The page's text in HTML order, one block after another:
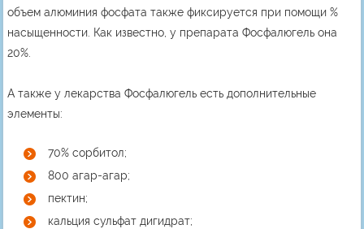
объем алюминия фосфата также фиксируется при помощи %
насыщенности. Как известно, у препарата Фосфалюгель она
20%.
А также у лекарства Фосфалюгель есть дополнительные
элементы:
70% сорбитол;
800 агар-агар;
пектин;
кальция сульфат дигидрат;